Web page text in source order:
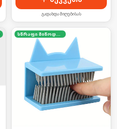
გადახდა მიღებისას
სწრაფი მიწოდება